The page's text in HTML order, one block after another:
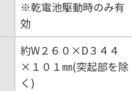
※乾電池駆動時のみ有
効
約W２６０×D３４４
×１０１㎜(突起部を除
く)